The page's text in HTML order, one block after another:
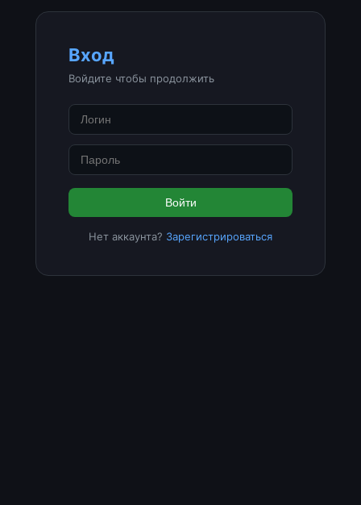
Вход
Войдите чтобы продолжить
Войти
Нет аккаунта? Зарегистрироваться